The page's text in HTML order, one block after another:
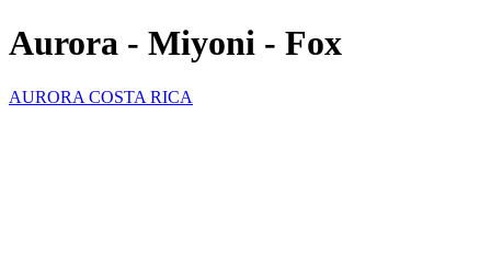
Aurora - Miyoni - Fox
AURORA COSTA RICA